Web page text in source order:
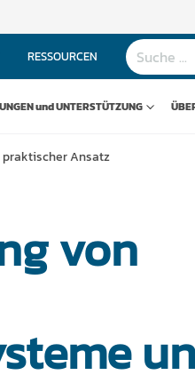
RESSOURCEN
und UNTERSTÜTZUNG
praktischer Ansatz
von